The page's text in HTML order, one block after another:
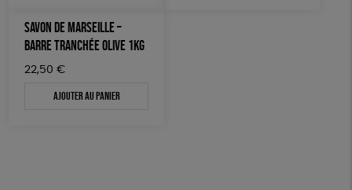
SAVON DE MARSEILLE –
BARRE TRANCHÉE OLIVE 1KG
22,50 €
Ajouter au panier